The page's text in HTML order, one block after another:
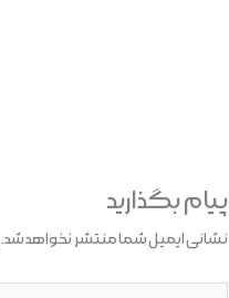
پیام بگذارید
نشانی ایمیل شما منتشر نخواهد شد.